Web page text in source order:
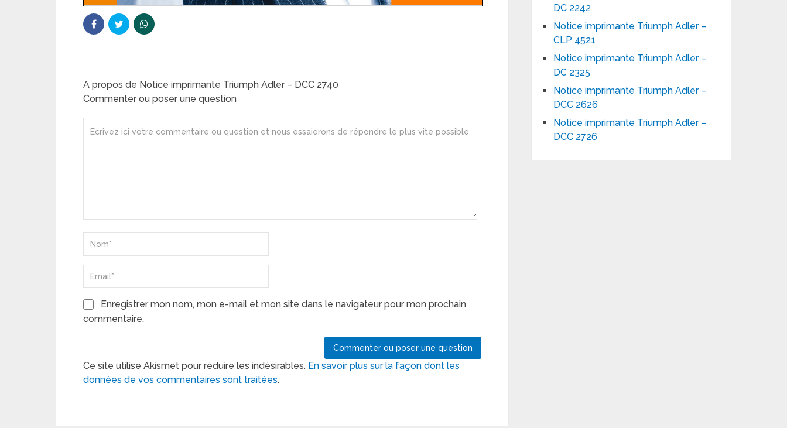
A propos de Notice imprimante Triumph Adler – DCC 2740
Commenter ou poser une question
Enregistrer mon nom, mon e-mail et mon site dans le navigateur pour mon prochain
commentaire.
Ce site utilise Akismet pour réduire les indésirables. En savoir plus sur la façon dont les
données de vos commentaires sont traitées.
DC 2242
Notice imprimante Triumph Adler –
CLP 4521
Notice imprimante Triumph Adler –
DC 2325
Notice imprimante Triumph Adler –
DCC 2626
Notice imprimante Triumph Adler –
DCC 2726